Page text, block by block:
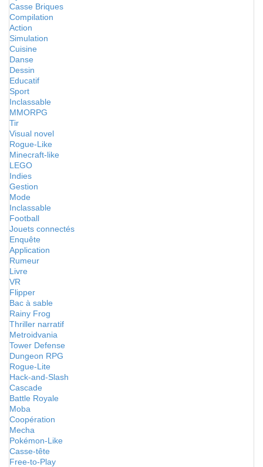
Casse Briques
Compilation
Action
Simulation
Cuisine
Danse
Dessin
Educatif
Sport
Inclassable
MMORPG
Tir
Visual novel
Rogue-Like
Minecraft-like
LEGO
Indies
Gestion
Mode
Inclassable
Football
Jouets connectés
Enquête
Application
Rumeur
Livre
VR
Flipper
Bac à sable
Rainy Frog
Thriller narratif
Metroidvania
Tower Defense
Dungeon RPG
Rogue-Lite
Hack-and-Slash
Cascade
Battle Royale
Moba
Coopération
Mecha
Pokémon-Like
Casse-tête
Free-to-Play